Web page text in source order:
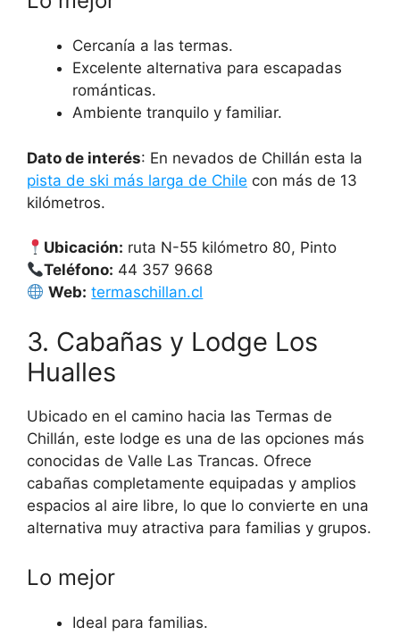
Cercanía a las termas.
Excelente alternativa para escapadas
románticas.
Ambiente tranquilo y familiar.
Dato de interés: En nevados de Chillán esta la
pista de ski más larga de Chile con más de 13
kilómetros.
Ubicación: ruta N-55 kilómetro 80, Pinto
Teléfono: 44 357 9668
​Web: termaschillan.cl
3. Cabañas y Lodge Los
Hualles
Ubicado en el camino hacia las Termas de
Chillán, este lodge es una de las opciones más
conocidas de Valle Las Trancas. Ofrece
cabañas completamente equipadas y amplios
espacios al aire libre, lo que lo convierte en una
alternativa muy atractiva para familias y grupos.
Lo mejor
Ideal para familias.